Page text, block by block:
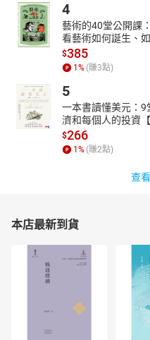
现在行动！
如果你或你关心的人正经历这
本书中找到许多问题的答案。
之人的潜在方式。
4
藝術的40堂公開課
看藝術如何誕生、
$385
1 % (賺3點)
5
一本書讀懂美元：
濟和每個人的投資【
$266
1 % (賺2點)
查
本店最新到貨